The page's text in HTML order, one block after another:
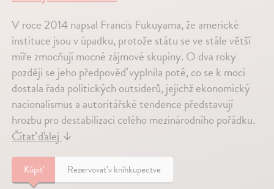
V roce 2014 napsal Francis Fukuyama, že americké
instituce jsou v úpadku, protože státu se ve stále větší
míře zmocňují mocné zájmové skupiny. O dva roky
později se jeho předpověď vyplnila poté, co se k moci
dostala řada politických outsiderů, jejichž ekonomický
nacionalismus a autoritářské tendence představují
hrozbu pro destabilizaci celého mezinárodního pořádku.
Čítať ďalej ↓
Kúpiť Rezervovať v kníhkupectve